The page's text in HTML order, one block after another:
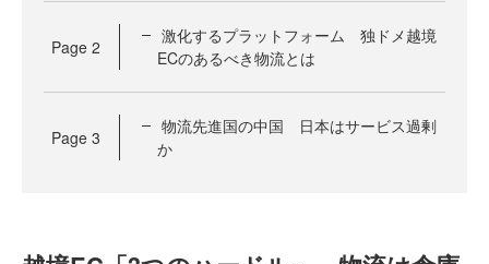
Page 2
激化するプラットフォーム 独ドメ越境
ECのあるべき物流とは
Page 3
物流先進国の中国 日本はサービス過剰
か